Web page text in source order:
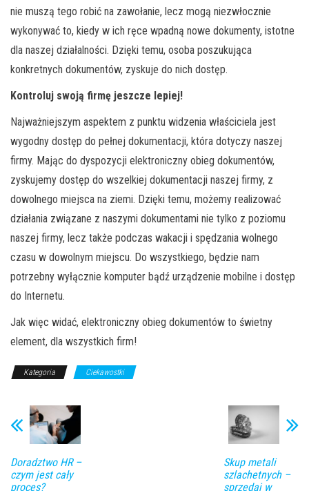
nie muszą tego robić na zawołanie, lecz mogą niezwłocznie
wykonywać to, kiedy w ich ręce wpadną nowe dokumenty, istotne
dla naszej działalności. Dzięki temu, osoba poszukująca
konkretnych dokumentów, zyskuje do nich dostęp.
Kontroluj swoją firmę jeszcze lepiej!
Najważniejszym aspektem z punktu widzenia właściciela jest
wygodny dostęp do pełnej dokumentacji, która dotyczy naszej
firmy. Mając do dyspozycji elektroniczny obieg dokumentów,
zyskujemy dostęp do wszelkiej dokumentacji naszej firmy, z
dowolnego miejsca na ziemi. Dzięki temu, możemy realizować
działania związane z naszymi dokumentami nie tylko z poziomu
naszej firmy, lecz także podczas wakacji i spędzania wolnego
czasu w dowolnym miejscu. Do wszystkiego, będzie nam
potrzebny wyłącznie komputer bądź urządzenie mobilne i dostęp
do Internetu.
Jak więc widać, elektroniczny obieg dokumentów to świetny
element, dla wszystkich firm!
Kategoria Ciekawostki
Doradztwo HR –
czym jest cały
proces?
Skup metali
szlachetnych –
sprzedaj w